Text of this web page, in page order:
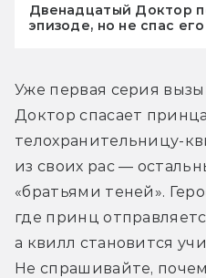
Двенадцатый Доктор
эпизоде, но не спас его
Уже первая серия
Доктор спасает принца
телохранительницу-
из своих рас —
«братьями теней».
где принц
а квилл становится
Не спрашивайте,